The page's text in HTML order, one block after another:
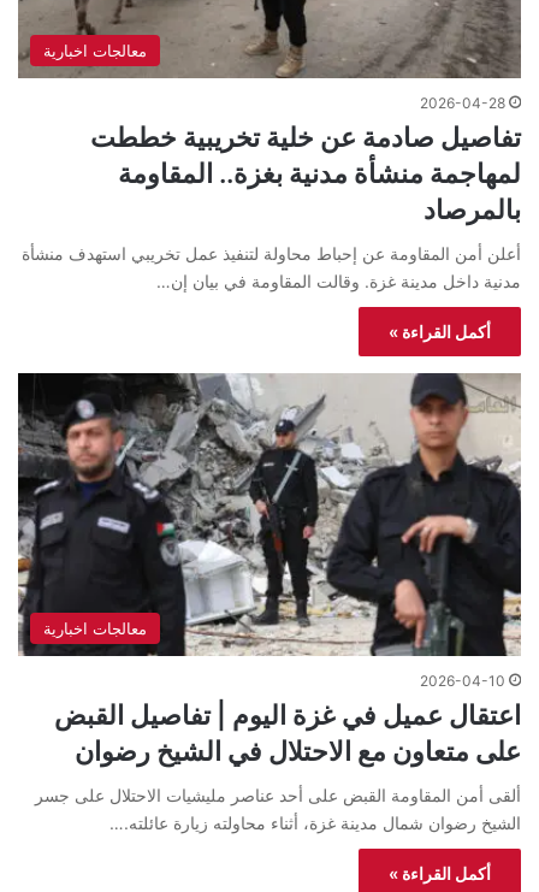
معالجات اخبارية
2026-04-28
تفاصيل صادمة عن خلية تخريبية خططت
لمهاجمة منشأة مدنية بغزة.. المقاومة
بالمرصاد
أعلن أمن المقاومة عن إحباط محاولة لتنفيذ عمل تخريبي استهدف منشأة
مدنية داخل مدينة غزة. وقالت المقاومة في بيان إن…
أكمل القراءة »
معالجات اخبارية
2026-04-10
اعتقال عميل في غزة اليوم | تفاصيل القبض
على متعاون مع الاحتلال في الشيخ رضوان
ألقى أمن المقاومة القبض على أحد عناصر مليشيات الاحتلال على جسر
الشيخ رضوان شمال مدينة غزة، أثناء محاولته زيارة عائلته.…
أكمل القراءة »